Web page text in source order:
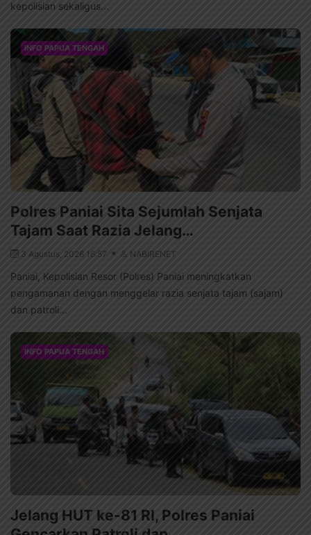
kepolisian sekaligus...
INFO PAPUA TENGAH
Polres Paniai Sita Sejumlah Senjata
Tajam Saat Razia Jelang…
3 Agustus, 2026 16:57 NABIRENET
Paniai, Kepolisian Resor (Polres) Paniai meningkatkan
pengamanan dengan menggelar razia senjata tajam (sajam)
dan patroli...
INFO PAPUA TENGAH
Jelang HUT ke-81 RI, Polres Paniai